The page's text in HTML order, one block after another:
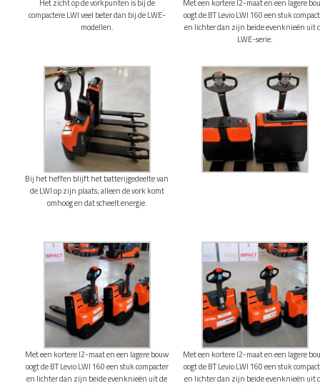
Het zicht op de vorkpunten is bij de
compactere LWI veel beter dan bij de LWE-
modellen.
Met een kortere l2-maat en een lagere
oogt de BT Levio LWI 160 een stuk
en lichter dan zijn beide evenknieën uit
LWE-serie.
Bij het heffen blijft het batterijgedeelte van
de LWI op zijn plaats; alleen de vork komt
omhoog en dat scheelt energie.
Met een kortere l2-maat en een lagere bouw
oogt de BT Levio LWI 160 een stuk compacter
en lichter dan zijn beide evenknieën uit de
Met een kortere l2-maat en een lagere
oogt de BT Levio LWI 160 een stuk
en lichter dan zijn beide evenknieën uit